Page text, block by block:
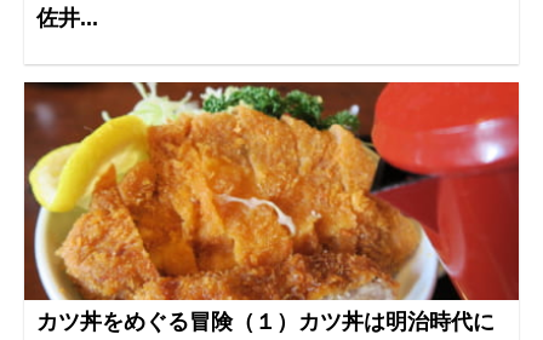
佐井...
カツ丼をめぐる冒険（１）カツ丼は明治時代に